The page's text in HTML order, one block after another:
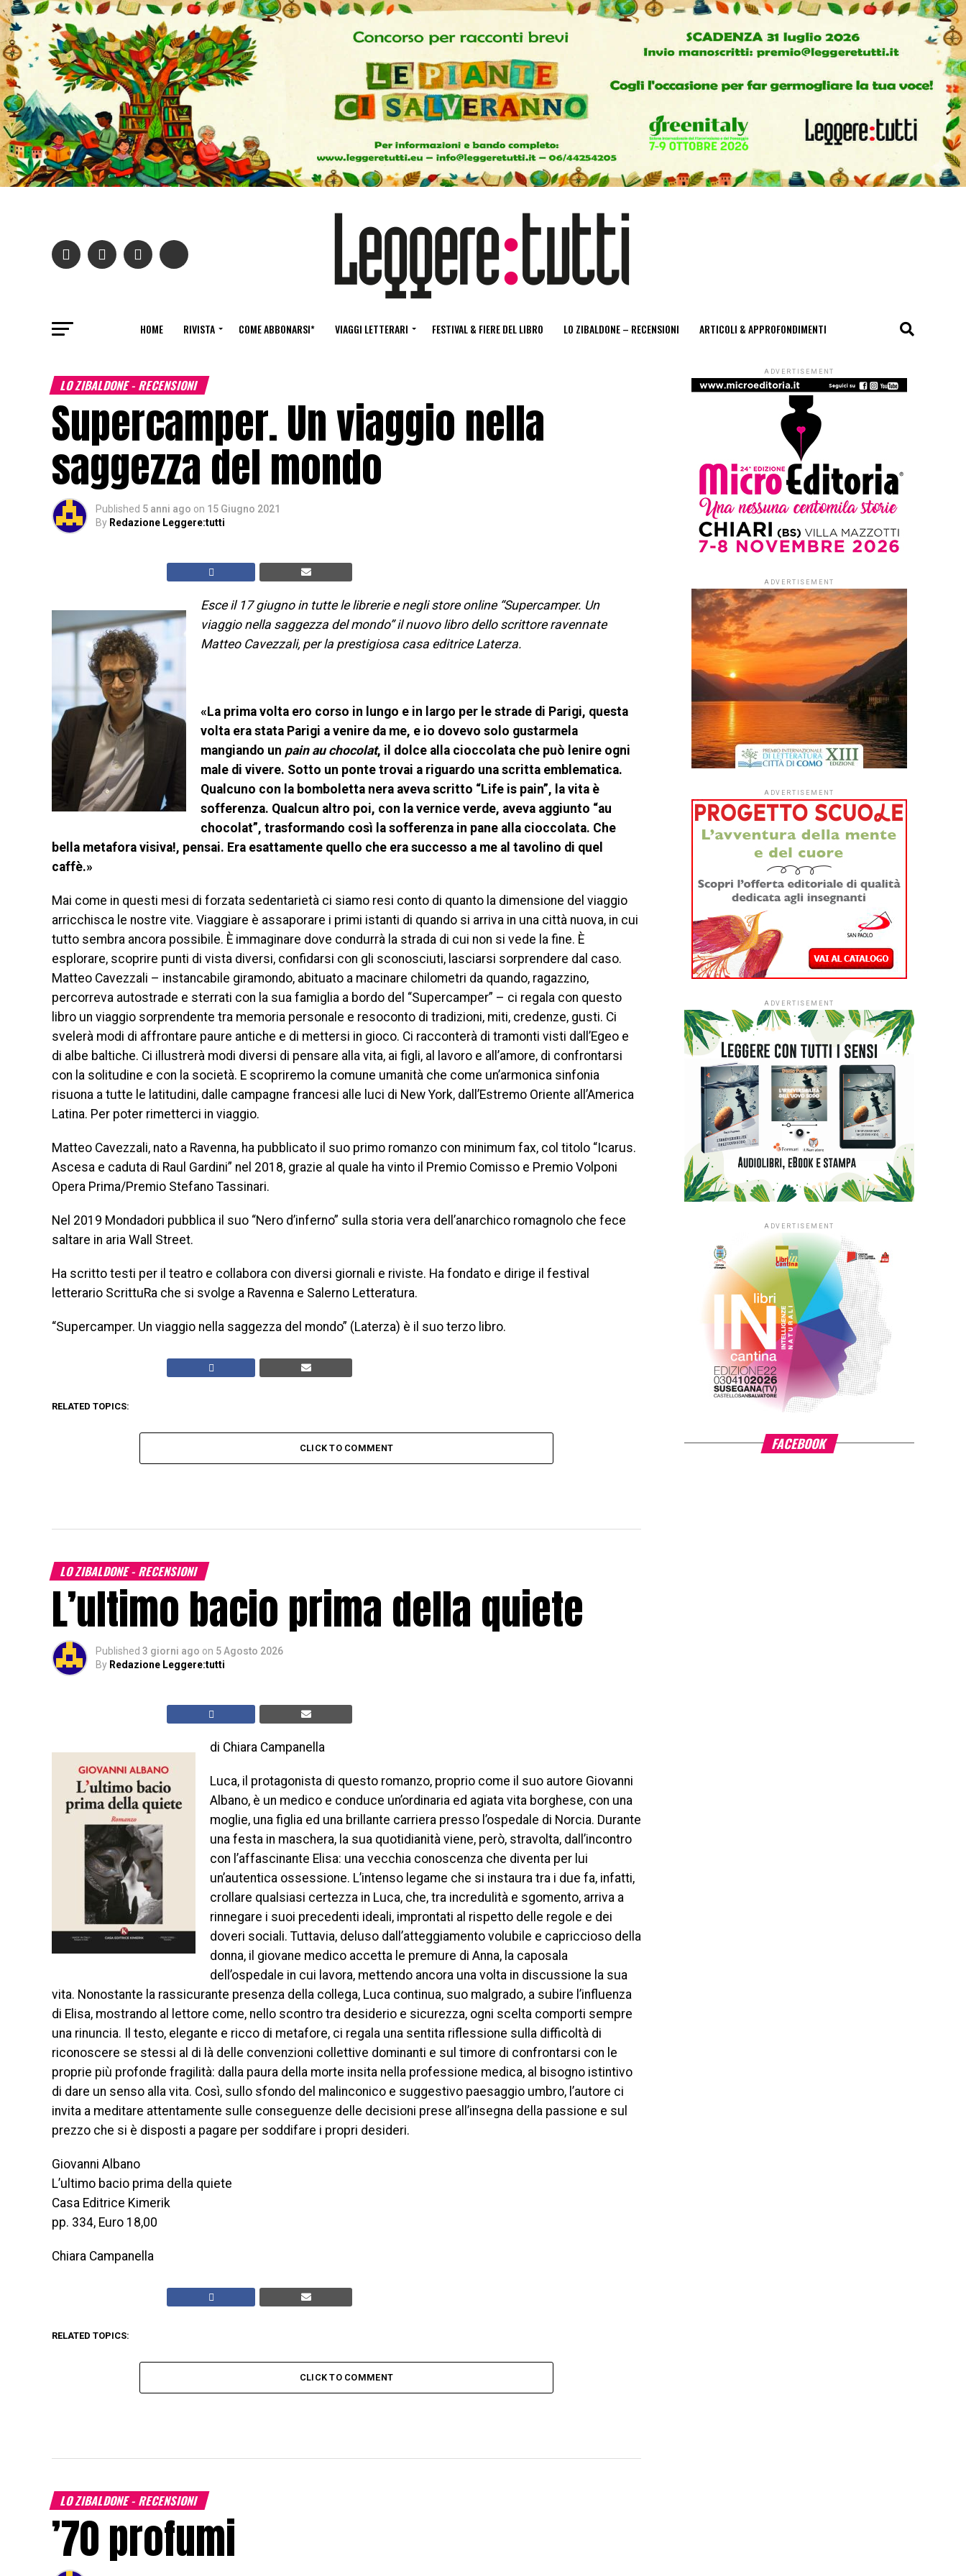
HOME RIVISTA COME ABBONARSI* VIAGGI LETTERARI FESTIVAL & FIERE DEL LIBRO LO ZIBALDONE – RECENSIONI ARTICOLI & APPROFONDIMENTI
LO ZIBALDONE - RECENSIONI
Supercamper. Un viaggio nella
saggezza del mondo
Published 5 anni ago on 15 Giugno 2021
By Redazione Leggere:tutti
Esce il 17 giugno in tutte le librerie e negli store online “Supercamper. Un
viaggio nella saggezza del mondo” il nuovo libro dello scrittore ravennate
Matteo Cavezzali, per la prestigiosa casa editrice Laterza.
«La prima volta ero corso in lungo e in largo per le strade di Parigi, questa
volta era stata Parigi a venire da me, e io dovevo solo gustarmela
mangiando un pain au chocolat, il dolce alla cioccolata che può lenire ogni
male di vivere. Sotto un ponte trovai a riguardo una scritta emblematica.
Qualcuno con la bomboletta nera aveva scritto “Life is pain”, la vita è
sofferenza. Qualcun altro poi, con la vernice verde, aveva aggiunto “au
chocolat”, trasformando così la sofferenza in pane alla cioccolata. Che
bella metafora visiva!, pensai. Era esattamente quello che era successo a me al tavolino di quel
caffè.»
Mai come in questi mesi di forzata sedentarietà ci siamo resi conto di quanto la dimensione del viaggio
arricchisca le nostre vite. Viaggiare è assaporare i primi istanti di quando si arriva in una città nuova, in cui
tutto sembra ancora possibile. È immaginare dove condurrà la strada di cui non si vede la fine. È
esplorare, scoprire punti di vista diversi, confidarsi con gli sconosciuti, lasciarsi sorprendere dal caso.
Matteo Cavezzali – instancabile giramondo, abituato a macinare chilometri da quando, ragazzino,
percorreva autostrade e sterrati con la sua famiglia a bordo del “Supercamper” – ci regala con questo
libro un viaggio sorprendente tra memoria personale e resoconto di tradizioni, miti, credenze, gusti. Ci
svelerà modi di affrontare paure antiche e di mettersi in gioco. Ci racconterà di tramonti visti dall’Egeo e
di albe baltiche. Ci illustrerà modi diversi di pensare alla vita, ai figli, al lavoro e all’amore, di confrontarsi
con la solitudine e con la società. E scopriremo la comune umanità che come un’armonica sinfonia
risuona a tutte le latitudini, dalle campagne francesi alle luci di New York, dall’Estremo Oriente all’America
Latina. Per poter rimetterci in viaggio.
Matteo Cavezzali, nato a Ravenna, ha pubblicato il suo primo romanzo con minimum fax, col titolo “Icarus.
Ascesa e caduta di Raul Gardini” nel 2018, grazie al quale ha vinto il Premio Comisso e Premio Volponi
Opera Prima/Premio Stefano Tassinari.
Nel 2019 Mondadori pubblica il suo “Nero d’inferno” sulla storia vera dell’anarchico romagnolo che fece
saltare in aria Wall Street.
Ha scritto testi per il teatro e collabora con diversi giornali e riviste. Ha fondato e dirige il festival
letterario ScrittuRa che si svolge a Ravenna e Salerno Letteratura.
“Supercamper. Un viaggio nella saggezza del mondo” (Laterza) è il suo terzo libro.
RELATED TOPICS:
CLICK TO COMMENT
LO ZIBALDONE - RECENSIONI
L’ultimo bacio prima della quiete
Published 3 giorni ago on 5 Agosto 2026
By Redazione Leggere:tutti
di Chiara Campanella
Luca, il protagonista di questo romanzo, proprio come il suo autore Giovanni
Albano, è un medico e conduce un’ordinaria ed agiata vita borghese, con una
moglie, una figlia ed una brillante carriera presso l’ospedale di Norcia. Durante
una festa in maschera, la sua quotidianità viene, però, stravolta, dall’incontro
con l’affascinante Elisa: una vecchia conoscenza che diventa per lui
un’autentica ossessione. L’intenso legame che si instaura tra i due fa, infatti,
crollare qualsiasi certezza in Luca, che, tra incredulità e sgomento, arriva a
rinnegare i suoi precedenti ideali, improntati al rispetto delle regole e dei
doveri sociali. Tuttavia, deluso dall’atteggiamento volubile e capriccioso della
donna, il giovane medico accetta le premure di Anna, la caposala
dell’ospedale in cui lavora, mettendo ancora una volta in discussione la sua
vita. Nonostante la rassicurante presenza della collega, Luca continua, suo malgrado, a subire l’influenza
di Elisa, mostrando al lettore come, nello scontro tra desiderio e sicurezza, ogni scelta comporti sempre
una rinuncia. Il testo, elegante e ricco di metafore, ci regala una sentita riflessione sulla difficoltà di
riconoscere se stessi al di là delle convenzioni collettive dominanti e sul timore di confrontarsi con le
proprie più profonde fragilità: dalla paura della morte insita nella professione medica, al bisogno istintivo
di dare un senso alla vita. Così, sullo sfondo del malinconico e suggestivo paesaggio umbro, l’autore ci
invita a meditare attentamente sulle conseguenze delle decisioni prese all’insegna della passione e sul
prezzo che si è disposti a pagare per soddifare i propri desideri.
Giovanni Albano
L’ultimo bacio prima della quiete
Casa Editrice Kimerik
pp. 334, Euro 18,00
Chiara Campanella
RELATED TOPICS:
CLICK TO COMMENT
LO ZIBALDONE - RECENSIONI
’70 profumi
ADVERTISEMENT
ADVERTISEMENT
ADVERTISEMENT
ADVERTISEMENT
ADVERTISEMENT
FACEBOOK